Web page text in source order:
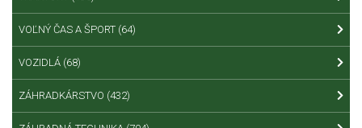
VOĽNÝ ČAS A ŠPORT (64)
VOZIDLÁ (68)
ZÁHRADKÁRSTVO (432)